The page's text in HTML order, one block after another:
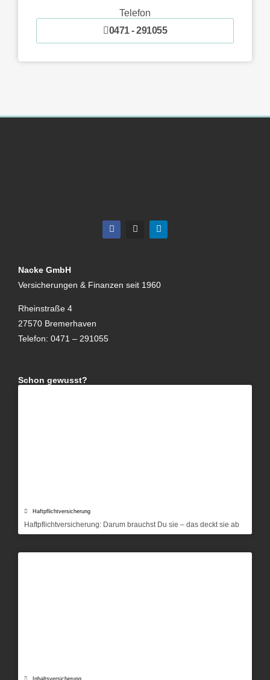
Telefon
0471 - 291055
Nacke GmbH
Versicherungen & Finanzen seit 1960
Rheinstraße 4
27570 Bremerhaven
Telefon: 0471 – 291055
Schon gewusst?
Haftpflichtversicherung
Haftpflichtversicherung: Darum brauchst Du sie – das deckt sie ab
Inhaltsversicherung